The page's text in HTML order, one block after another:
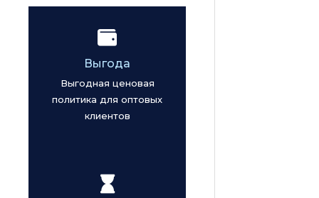
Выгода
Выгодная ценовая
политика для оптовых
клиентов